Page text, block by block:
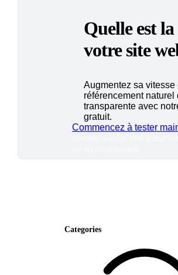
Quelle est la
votre site
Augmentez sa vitesse
référencement naturel
transparente avec
gratuit.
Commencez à tester
Categories